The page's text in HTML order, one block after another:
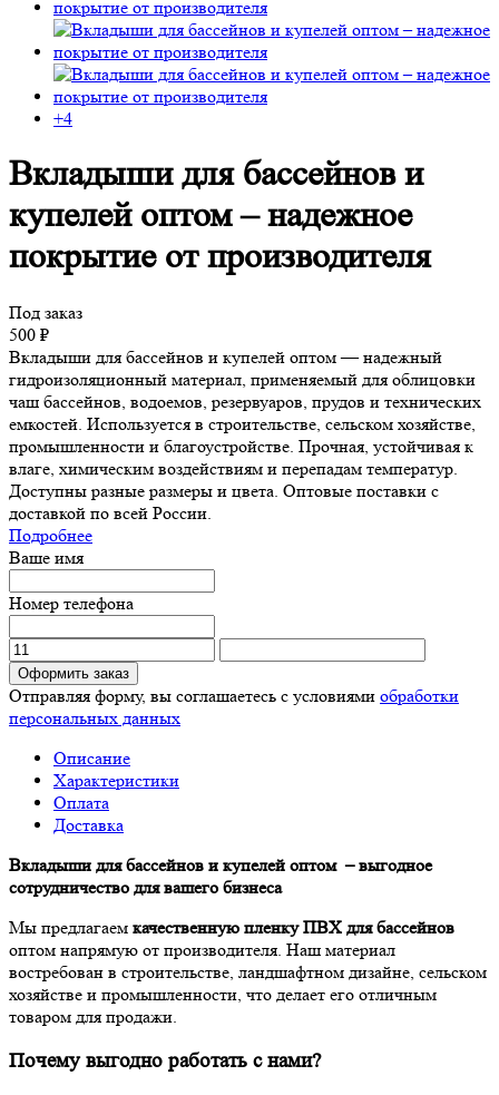
+4
Вкладыши для бассейнов и
купелей оптом – надежное
покрытие от производителя
Под заказ
500 ₽
Вкладыши для бассейнов и купелей оптом — надежный
гидроизоляционный материал, применяемый для облицовки
чаш бассейнов, водоемов, резервуаров, прудов и технических
емкостей. Используется в строительстве, сельском хозяйстве,
промышленности и благоустройстве. Прочная, устойчивая к
влаге, химическим воздействиям и перепадам температур.
Доступны разные размеры и цвета. Оптовые поставки с
доставкой по всей России.
Подробнее
Ваше имя
Номер телефона
Оформить заказ
Отправляя форму, вы соглашаетесь с условиями обработки
персональных данных
Описание
Характеристики
Оплата
Доставка
Вкладыши для бассейнов и купелей оптом – выгодное
сотрудничество для вашего бизнеса
Мы предлагаем качественную пленку ПВХ для бассейнов
оптом напрямую от производителя. Наш материал
востребован в строительстве, ландшафтном дизайне, сельском
хозяйстве и промышленности, что делает его отличным
товаром для продажи.
Почему выгодно работать с нами?